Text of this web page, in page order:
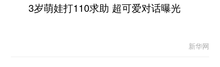
3岁萌娃打110求助 超可爱对话曝光
新华网